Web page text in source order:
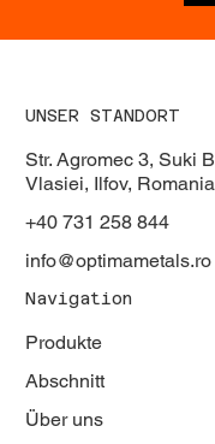
UNSER STANDORT
Str. Agromec 3, Suki
Vlasiei, Ilfov,
+40 731 258 844
info@optimametals.ro
Navigation
Produkte
Abschnitt
Über uns